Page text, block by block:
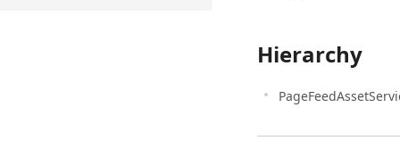
Hierarchy